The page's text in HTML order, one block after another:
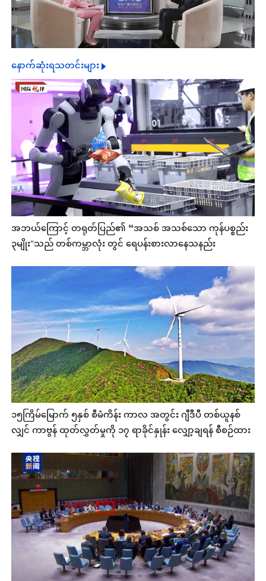
နောက်ဆုံးရသတင်းများ
အဘယ်ကြောင့် တရုတ်ပြည်၏ “အသစ် အသစ်သော ကုန်ပစ္စည်း
၃မျိုး"သည် တစ်ကမ္ဘာလုံး တွင် ရေပန်းစားလာနေသနည်း
၁၅ကြိမ်‌မြောက် ၅နှစ် စီမံကိန်း ကာလ အတွင်း ဂျီဒီပီ တစ်ယူနစ်
လျှင် ကာဗွန် ထုတ်လွှတ်မှုကို ၁၇ ရာခိုင်နှုန်း လျှော့ချရန် စီစဉ်ထား